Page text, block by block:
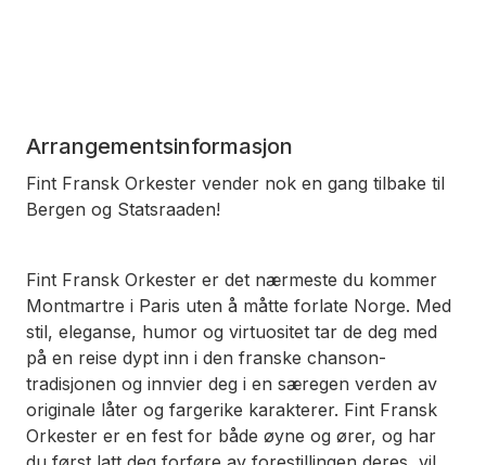
Arrangementsinformasjon
Fint Fransk Orkester vender nok en gang tilbake til
Bergen og Statsraaden!
Fint Fransk Orkester er det nærmeste du kommer
Montmartre i Paris uten å måtte forlate Norge. Med
stil, eleganse, humor og virtuositet tar de deg med
på en reise dypt inn i den franske chanson-
tradisjonen og innvier deg i en særegen verden av
originale låter og fargerike karakterer. Fint Fransk
Orkester er en fest for både øyne og ører, og har